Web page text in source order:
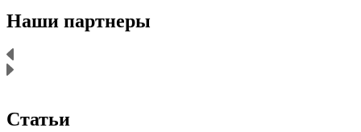
Наши партнеры
Статьи